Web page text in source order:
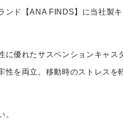
ンド【ANA FINDS】に当社製
に優れたサスペンションキャ
性を両立。移動時のストレス
。